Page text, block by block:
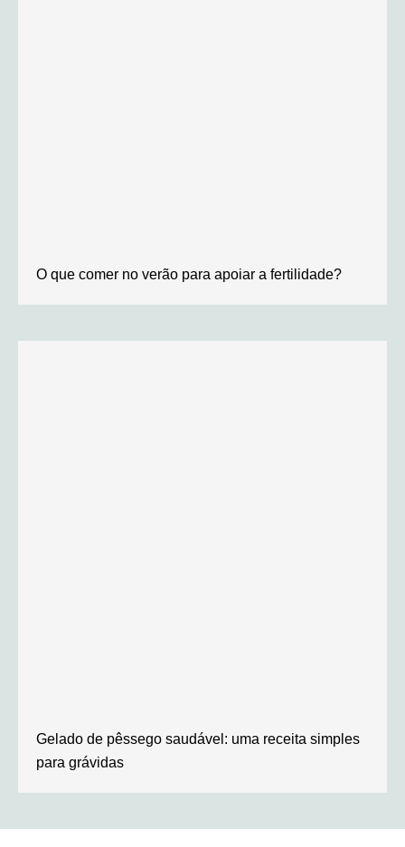
O que comer no verão para apoiar a fertilidade?
Gelado de pêssego saudável: uma receita simples
para grávidas